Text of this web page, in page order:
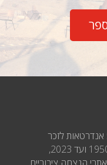
מרדכי, אמן בולט בישראל, פיסל כ-50 אנדרטאות לזכר
נופלים, השואה ומייסדים. יצירותיו, מ-1950 ועד 2023,